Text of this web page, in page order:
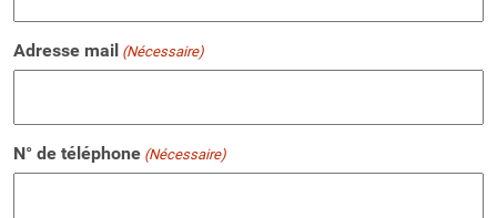
Adresse mail (Nécessaire)
N° de téléphone (Nécessaire)